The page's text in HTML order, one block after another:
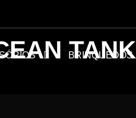
BRINQUEDOS
TANK